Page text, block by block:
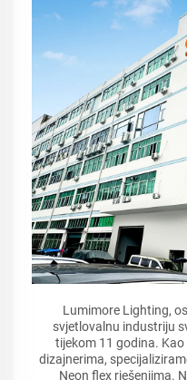
Lumimore Lighting,
svjetlovalnu industriju
tijekom 11 godina.
dizajnerima,
Neon flex rješenjima.